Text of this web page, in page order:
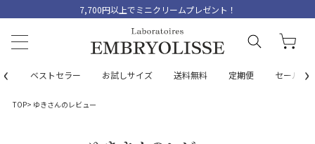
7,700円以上でミニクリームプレゼント！
‹ ベストセラー お試しサイズ 送料無料 定期便 セール ›
TOP ゆきさんのレビュー